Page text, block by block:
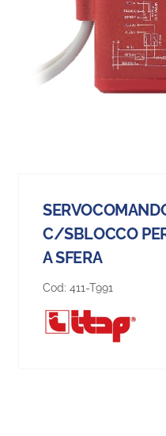
C/SBLOCCO
A SFERA
Cod: 411-T991